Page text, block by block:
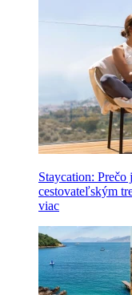
Staycation: Prečo
cestovateľským
viac